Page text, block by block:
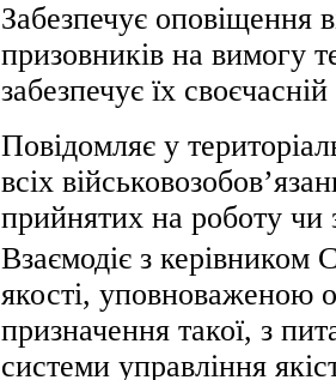
Забезпечує оповіщення
призовників на вимогу
забезпечує їх
Повідомляє у
всіх
прийнятих на роботу чи
Взаємодіє з керівником
якості, уповноваженою
призначення такої, з
системи управління